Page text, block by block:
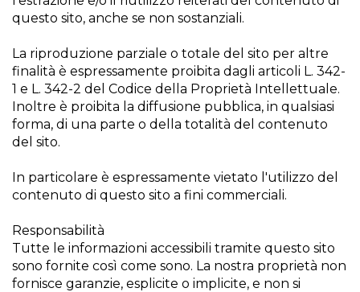
questo sito, anche se non sostanziali.
La riproduzione parziale o totale del sito per altre
finalità è espressamente proibita dagli articoli L. 342-
1 e L. 342-2 del Codice della Proprietà Intellettuale.
Inoltre è proibita la diffusione pubblica, in qualsiasi
forma, di una parte o della totalità del contenuto
del sito.
In particolare è espressamente vietato l'utilizzo del
contenuto di questo sito a fini commerciali.
Responsabilità
Tutte le informazioni accessibili tramite questo sito
sono fornite così come sono. La nostra proprietà non
fornisce garanzie, esplicite o implicite, e non si